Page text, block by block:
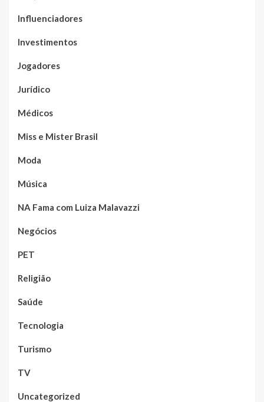
Influenciadores
Investimentos
Jogadores
Jurídico
Médicos
Miss e Mister Brasil
Moda
Música
NA Fama com Luiza Malavazzi
Negócios
PET
Religião
Saúde
Tecnologia
Turismo
TV
Uncategorized